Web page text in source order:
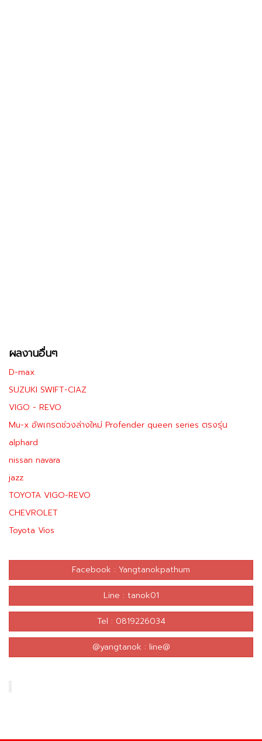
ผลงานอื่นๆ
D-max
SUZUKI SWIFT-CIAZ
VIGO - REVO
Mu-x อัพเกรดช่วงล่างใหม่ Profender queen series ตรงรุ่น
alphard
nissan navara
jazz
TOYOTA VIGO-REVO
CHEVROLET
Toyota Vios
Facebook : Yangtanokpathum
Line : tanok01
Tel : 0819226034
@yangtanok : line@